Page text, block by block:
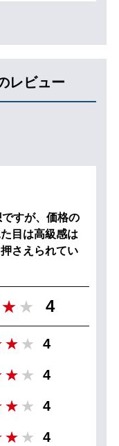
レビュー
すが、価格の
目は高級感は
さえられてい
4
4
4
4
4